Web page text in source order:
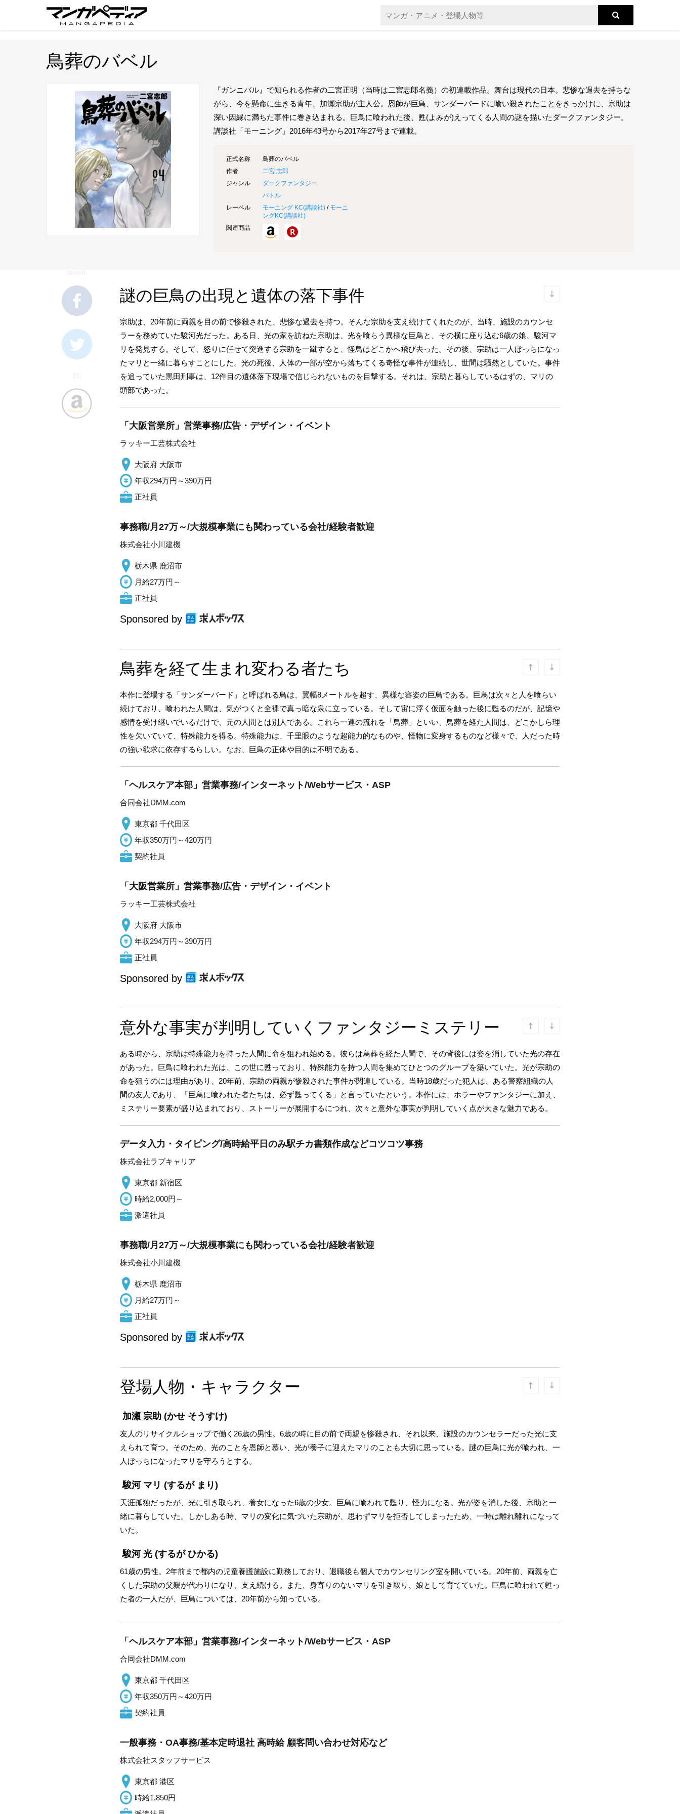
鳥葬のバベル
『ガンニバル』で知られる作者の二宮正明（当時は二宮志郎名義）の初連載作品。舞台は現代の日本。悲惨な過去を持ちな
がら、今を懸命に生きる青年、加瀬宗助が主人公。恩師が巨鳥、サンダーバードに喰い殺されたことをきっかけに、宗助は
深い因縁に満ちた事件に巻き込まれる。巨鳥に喰われた後、甦(よみが)えってくる人間の謎を描いたダークファンタジー。
講談社「モーニング」2016年43号から2017年27号まで連載。
正式名称
鳥葬のバベル
作者
二宮 志郎
ジャンル
ダークファンタジー
バトル
レーベル
モーニング KC(講談社) / モーニ
ングKC(講談社)
関連商品
謎の巨鳥の出現と遺体の落下事件
宗助は、20年前に両親を目の前で惨殺された、悲惨な過去を持つ。そんな宗助を支え続けてくれたのが、当時、施設のカウンセ
ラーを務めていた駿河光だった。ある日、光の家を訪ねた宗助は、光を喰らう異様な巨鳥と、その横に座り込む6歳の娘、駿河マ
リを発見する。そして、怒りに任せて突進する宗助を一蹴すると、怪鳥はどこかへ飛び去った。その後、宗助は一人ぼっちになっ
たマリと一緒に暮らすことにした。光の死後、人体の一部が空から落ちてくる奇怪な事件が連続し、世間は騒然としていた。事件
を追っていた黒田刑事は、12件目の遺体落下現場で信じられないものを目撃する。それは、宗助と暮らしているはずの、マリの
頭部であった。
「大阪営業所」営業事務/広告・デザイン・イベント
ラッキー工芸株式会社
大阪府 大阪市
年収294万円～390万円
正社員
事務職/月27万～/大規模事業にも関わっている会社/経験者歓迎
株式会社小川建機
栃木県 鹿沼市
月給27万円～
正社員
Sponsored by
鳥葬を経て生まれ変わる者たち
本作に登場する「サンダーバード」と呼ばれる鳥は、翼幅8メートルを超す、異様な容姿の巨鳥である。巨鳥は次々と人を喰らい
続けており、喰われた人間は、気がつくと全裸で真っ暗な泉に立っている。そして宙に浮く仮面を触った後に甦るのだが、記憶や
感情を受け継いでいるだけで、元の人間とは別人である。これら一連の流れを「鳥葬」といい、鳥葬を経た人間は、どこかしら理
性を欠いていて、特殊能力を得る。特殊能力は、千里眼のような超能力的なものや、怪物に変身するものなど様々で、人だった時
の強い欲求に依存するらしい。なお、巨鳥の正体や目的は不明である。
「ヘルスケア本部」営業事務/インターネット/Webサービス・ASP
合同会社DMM.com
東京都 千代田区
年収350万円～420万円
契約社員
「大阪営業所」営業事務/広告・デザイン・イベント
ラッキー工芸株式会社
大阪府 大阪市
年収294万円～390万円
正社員
Sponsored by
意外な事実が判明していくファンタジーミステリー
ある時から、宗助は特殊能力を持った人間に命を狙われ始める。彼らは鳥葬を経た人間で、その背後には姿を消していた光の存在
があった。巨鳥に喰われた光は、この世に甦っており、特殊能力を持つ人間を集めてひとつのグループを築いていた。光が宗助の
命を狙うのには理由があり、20年前、宗助の両親が惨殺された事件が関連している。当時18歳だった犯人は、ある警察組織の人
間の友人であり、「巨鳥に喰われた者たちは、必ず甦ってくる」と言っていたという。本作には、ホラーやファンタジーに加え、
ミステリー要素が盛り込まれており、ストーリーが展開するにつれ、次々と意外な事実が判明していく点が大きな魅力である。
データ入力・タイピング/高時給平日のみ駅チカ書類作成などコツコツ事務
株式会社ラブキャリア
東京都 新宿区
時給2,000円～
派遣社員
事務職/月27万～/大規模事業にも関わっている会社/経験者歓迎
株式会社小川建機
栃木県 鹿沼市
月給27万円～
正社員
Sponsored by
登場人物・キャラクター
加瀬 宗助 (かせ そうすけ)
友人のリサイクルショップで働く26歳の男性。6歳の時に目の前で両親を惨殺され、それ以来、施設のカウンセラーだった光に支
えられて育つ。そのため、光のことを恩師と慕い、光が養子に迎えたマリのことも大切に思っている。謎の巨鳥に光が喰われ、一
人ぼっちになったマリを守ろうとする。
駿河 マリ (するが まり)
天涯孤独だったが、光に引き取られ、養女になった6歳の少女。巨鳥に喰われて甦り、怪力になる。光が姿を消した後、宗助と一
緒に暮らしていた。しかしある時、マリの変化に気づいた宗助が、思わずマリを拒否してしまったため、一時は離れ離れになって
いた。
駿河 光 (するが ひかる)
61歳の男性。2年前まで都内の児童養護施設に勤務しており、退職後も個人でカウンセリング室を開いている。20年前、両親を亡
くした宗助の父親が代わりになり、支え続ける。また、身寄りのないマリを引き取り、娘として育てていた。巨鳥に喰われて甦っ
た者の一人だが、巨鳥については、20年前から知っている。
「ヘルスケア本部」営業事務/インターネット/Webサービス・ASP
合同会社DMM.com
東京都 千代田区
年収350万円～420万円
契約社員
一般事務・OA事務/基本定時退社 高時給 顧客問い合わせ対応など
株式会社スタッフサービス
東京都 港区
時給1,850円